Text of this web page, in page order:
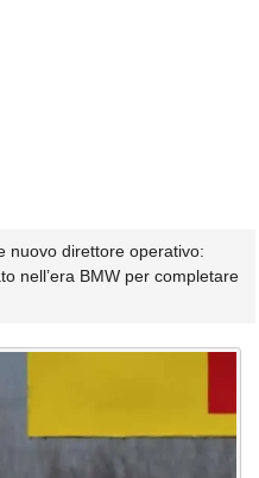
nuovo direttore operativo:
nell’era BMW per completare